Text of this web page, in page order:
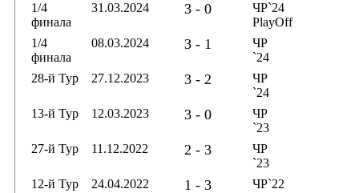
1/4
финала
31.03.2024 3 - 0
ЧР`24
PlayOff
1/4
финала
08.03.2024 3 - 1
ЧР
`24
28-й Тур
27.12.2023 3 - 2
ЧР
`24
13-й Тур
12.03.2023 3 - 0
ЧР
`23
27-й Тур
11.12.2022 2 - 3
ЧР
`23
12-й Тур
24.04.2022 1 - 3
ЧР`22